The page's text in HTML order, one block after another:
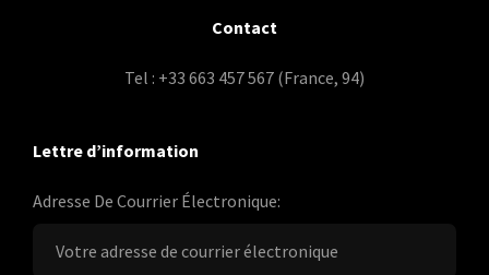
Contact
Tel : +33 663 457 567 (France, 94)
Lettre d’information
Adresse De Courrier Électronique: